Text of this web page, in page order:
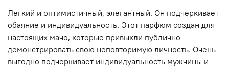
Легкий и оптимистичный, элегантный. Он подчеркивает
обаяние и индивидуальность. Этот парфюм создан для
настоящих мачо, которые привыкли публично
демонстрировать свою неповторимую личность. Очень
выгодно подчеркивает индивидуальность мужчины и